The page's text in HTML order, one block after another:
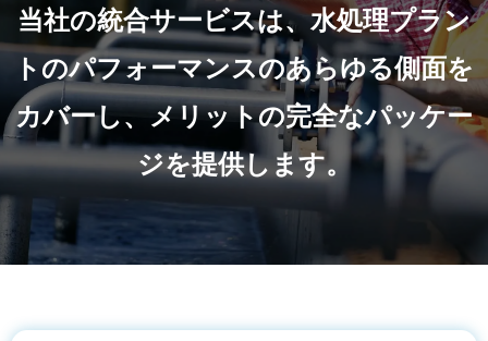
当社の統合サービスは、水処理プラン
トのパフォーマンスのあらゆる側面を
カバーし、メリットの完全なパッケー
ジを提供します。